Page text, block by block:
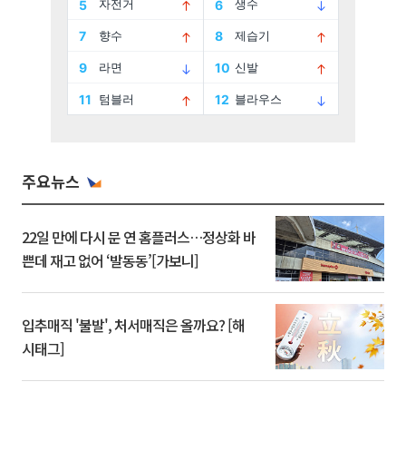
주요뉴스
22일 만에 다시 문 연 홈플러스…정상화 바
쁜데 재고 없어 ‘발동동’[가보니]
입추매직 '불발', 처서매직은 올까요? [해
시태그]